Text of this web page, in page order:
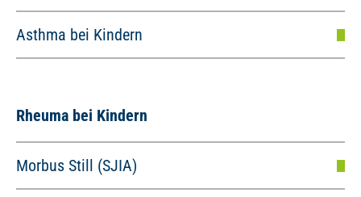
Asthma bei Kindern
Rheuma bei Kindern
Morbus Still (SJIA)